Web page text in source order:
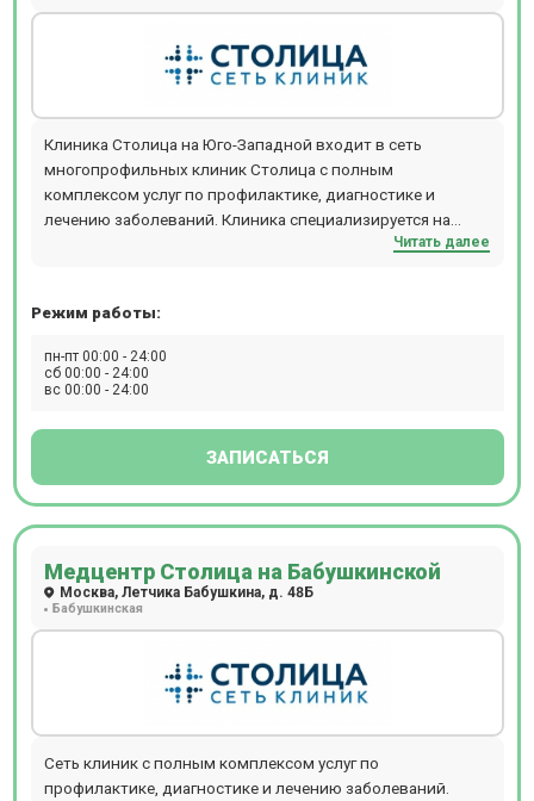
Клиника Столица на Юго-Западной входит в сеть
многопрофильных клиник Столица с полным
комплексом услуг по профилактике, диагностике и
лечению заболеваний. Клиника специализируется на
Читать далее
Режим работы:
пн-пт 00:00 - 24:00
сб 00:00 - 24:00
вс 00:00 - 24:00
ЗАПИСАТЬСЯ
Медцентр Столица на Бабушкинской
Москва, Летчика Бабушкина, д. 48Б
Бабушкинская
Сеть клиник с полным комплексом услуг по
профилактике, диагностике и лечению заболеваний.